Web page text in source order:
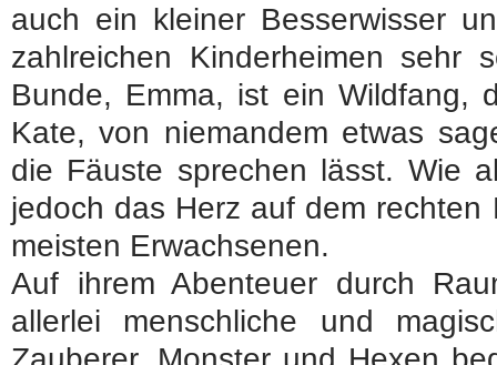
auch ein kleiner Besserwisser
zahlreichen Kinderheimen sehr
Bunde, Emma, ist ein Wildfang,
Kate, von niemandem etwas
die Fäuste sprechen lässt. Wie
jedoch das Herz auf dem
meisten Erwachsenen.
Auf ihrem Abenteuer durch
allerlei menschliche und